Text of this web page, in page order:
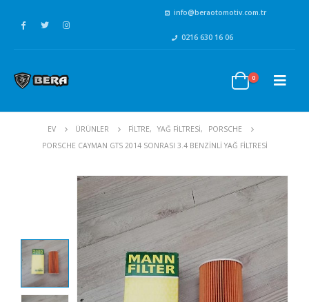
info@beraotomotiv.com.tr
0216 630 16 06
0
EV ÜRÜNLER FİLTRE, YAĞ FİLTRESİ,
PORSCHE
PORSCHE CAYMAN GTS 2014 SONRASI 3.4 BENZINLI YAĞ FILTRESI